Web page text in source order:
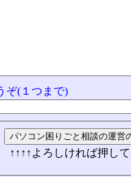
ぞ(１つまで)
↑↑↑↑よろしければ押し